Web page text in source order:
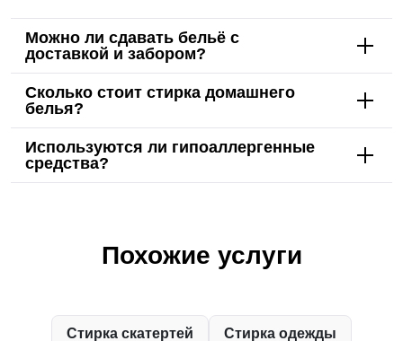
Можно ли сдавать бельё с
доставкой и забором?
Сколько стоит стирка домашнего
белья?
Используются ли гипоаллергенные
средства?
Похожие услуги
Стирка скатертей Стирка одежды